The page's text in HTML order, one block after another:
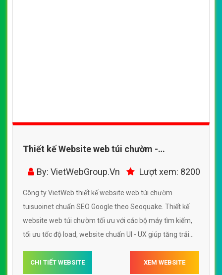
Thiết kế Website web túi chườm -
tuisuoinet
By: VietWebGroup.Vn Lượt xem: 8200
Công ty VietWeb thiết kế website web túi chườm
tuisuoinet chuẩn SEO Google theo Seoquake. Thiết kế
website web túi chườm tối ưu với các bộ máy tìm kiếm,
tối ưu tốc độ load, website chuẩn UI - UX giúp tăng trải
tuisuoinet
CHI TIẾT WEBSITE XEM WEBSITE